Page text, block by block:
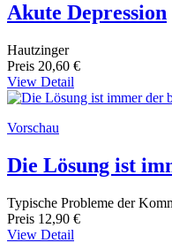
Akute Depression
Hautzinger
Preis 20,60 €
View Detail
Vorschau
Die Lösung ist
Typische Probleme der
Preis 12,90 €
View Detail